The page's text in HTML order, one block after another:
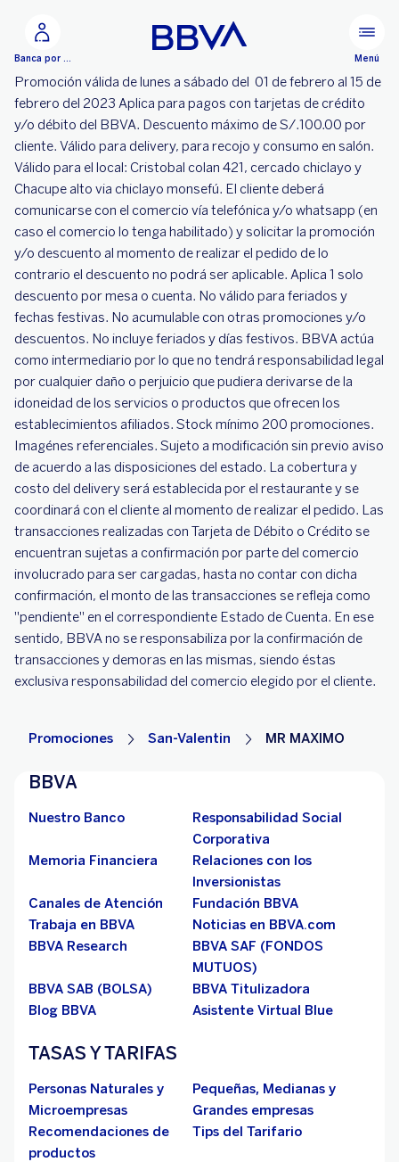
Banca por Internet Menú
Promoción válida de lunes a sábado del 01 de febrero al 15 de
febrero del 2023 Aplica para pagos con tarjetas de crédito
y/o débito del BBVA. Descuento máximo de S/.100.00 por
cliente. Válido para delivery, para recojo y consumo en salón.
Válido para el local: Cristobal colan 421, cercado chiclayo y
Chacupe alto via chiclayo monsefú. El cliente deberá
comunicarse con el comercio vía telefónica y/o whatsapp (en
caso el comercio lo tenga habilitado) y solicitar la promoción
y/o descuento al momento de realizar el pedido de lo
contrario el descuento no podrá ser aplicable. Aplica 1 solo
descuento por mesa o cuenta. No válido para feriados y
fechas festivas. No acumulable con otras promociones y/o
descuentos. No incluye feriados y días festivos. BBVA actúa
como intermediario por lo que no tendrá responsabilidad legal
por cualquier daño o perjuicio que pudiera derivarse de la
idoneidad de los servicios o productos que ofrecen los
establecimientos afiliados. Stock mínimo 200 promociones.
Imagénes referenciales. Sujeto a modificación sin previo aviso
de acuerdo a las disposiciones del estado. La cobertura y
costo del delivery será establecida por el restaurante y se
coordinará con el cliente al momento de realizar el pedido. Las
transacciones realizadas con Tarjeta de Débito o Crédito se
encuentran sujetas a confirmación por parte del comercio
involucrado para ser cargadas, hasta no contar con dicha
confirmación, el monto de las transacciones se refleja como
"pendiente" en el correspondiente Estado de Cuenta. En ese
sentido, BBVA no se responsabiliza por la confirmación de
transacciones y demoras en las mismas, siendo éstas
exclusiva responsabilidad del comercio elegido por el cliente.
Promociones San-Valentin MR MAXIMO
BBVA
Nuestro Banco
Responsabilidad Social
Corporativa
Memoria Financiera
Relaciones con los
Inversionistas
Canales de Atención
Fundación BBVA
Trabaja en BBVA
Noticias en BBVA.com
BBVA Research
BBVA SAF (FONDOS
MUTUOS)
BBVA SAB (BOLSA)
BBVA Titulizadora
Blog BBVA
Asistente Virtual Blue
TASAS Y TARIFAS
Personas Naturales y
Microempresas
Pequeñas, Medianas y
Grandes empresas
Recomendaciones de
productos
Tips del Tarifario